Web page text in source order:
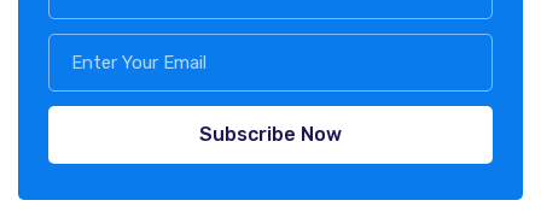
Subscribe Now